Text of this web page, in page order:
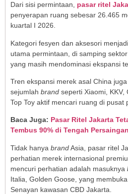
Dari sisi permintaan, pasar ritel
penyerapan ruang sebesar 26.465
kuartal I 2026.
Kategori fesyen dan aksesori
utama permintaan, di samping sektor
yang masih mendominasi ekspansi
Tren ekspansi merek asal China
sejumlah brand seperti Xiaomi, KKV,
Top Toy aktif mencari ruang di pusat
Baca Juga: Pasar Ritel Jakarta
Tembus 90% di Tengah
Tidak hanya brandAsia, pasar ritel
perhatian merek internasional
mencuri perhatian adalah masuknya
Italia, Golden Goose, yang
Senayan kawasan CBD Jakarta.